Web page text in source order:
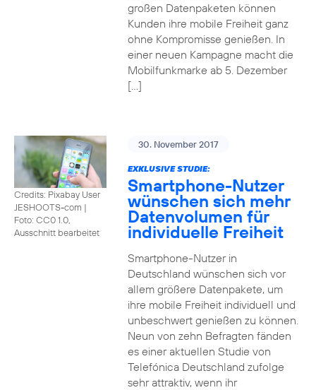
großen Datenpaketen können
Kunden ihre mobile Freiheit ganz
ohne Kompromisse genießen. In
einer neuen Kampagne macht die
Mobilfunkmarke ab 5. Dezember
[…]
Credits: Pixabay User
JESHOOTS-com |
Foto: CC0 1.0,
Ausschnitt bearbeitet
30. November 2017
EXKLUSIVE STUDIE:
Smartphone-Nutzer
wünschen sich mehr
Datenvolumen für
individuelle Freiheit
Smartphone-Nutzer in
Deutschland wünschen sich vor
allem größere Datenpakete, um
ihre mobile Freiheit individuell und
unbeschwert genießen zu können.
Neun von zehn Befragten fänden
es einer aktuellen Studie von
Telefónica Deutschland zufolge
sehr attraktiv, wenn ihr